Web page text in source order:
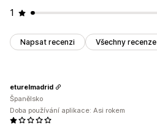
1
Napsat recenzi Všechny recenze
eturelmadrid
Španělsko
Doba používání aplikace: Asi rokem